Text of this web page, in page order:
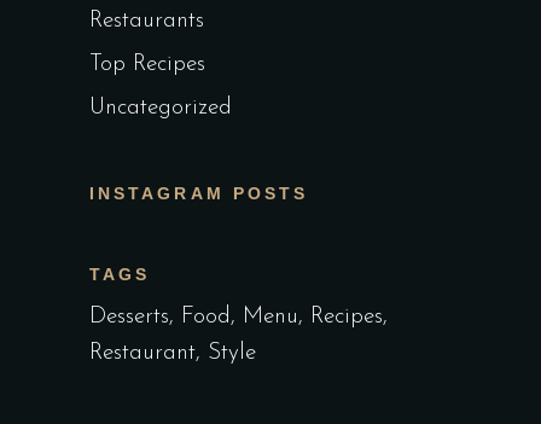
Restaurants
Top Recipes
Uncategorized
INSTAGRAM POSTS
TAGS
Desserts Food Menu
Recipes
Restaurant Style